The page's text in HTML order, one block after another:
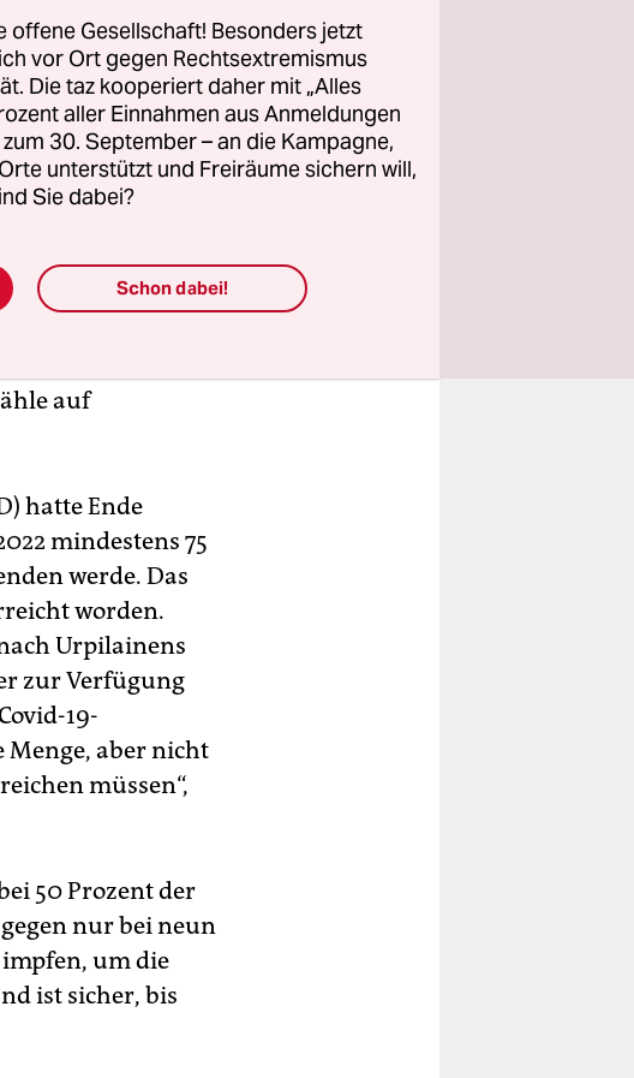
Unicef und
gleichmäßigere
anderen EU-
Ende Juni wolle
für
Zeitungen der
auf
hatte Ende
mindestens 75
werde. Das
worden.
Urpilainens
zur Verfügung
19-
Menge, aber nicht
müssen“,
50 Prozent der
nur bei neun
impfen, um die
ist sicher, bis
Gesellschaft! Besonders jetzt
vor Ort gegen Rechtsextremismus
Die taz kooperiert daher mit „Alles
aller Einnahmen aus Anmeldungen
30. September – an die Kampagne,
unterstützt und Freiräume sichern will,
Sie dabei?
Schon dabei!